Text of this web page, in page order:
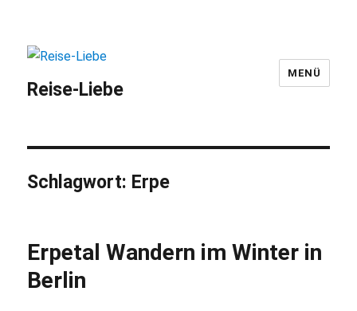
Reise-Liebe
MENÜ
Schlagwort: Erpe
Erpetal Wandern im Winter in
Berlin